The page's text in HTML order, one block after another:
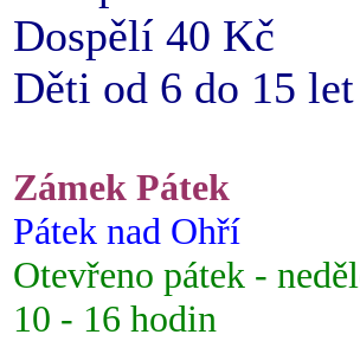
Dospělí 40 Kč
Děti od 6 do 15
Zámek Pátek
Pátek nad Ohří
Otevřeno pátek -
10 - 16 hodin